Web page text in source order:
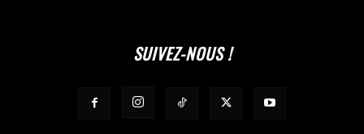
SUIVEZ-NOUS !